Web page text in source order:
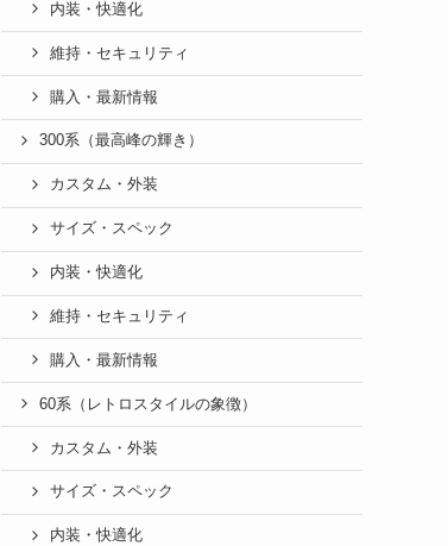
内装・快適化
維持・セキュリティ
購入・最新情報
300系（最高峰の輝き）
カスタム・外装
サイズ・スペック
内装・快適化
維持・セキュリティ
購入・最新情報
60系（レトロスタイルの象徴）
カスタム・外装
サイズ・スペック
内装・快適化